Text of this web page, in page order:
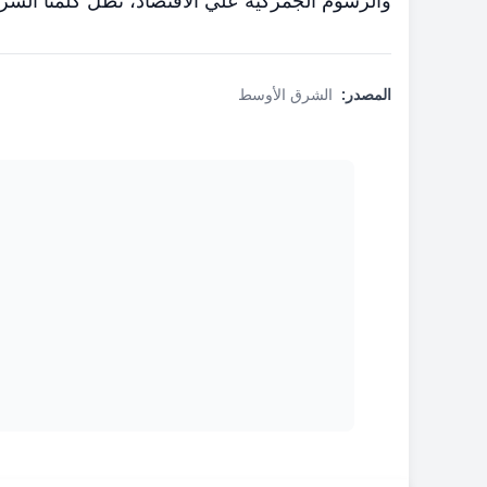
المصدر: الشرق الأوسط